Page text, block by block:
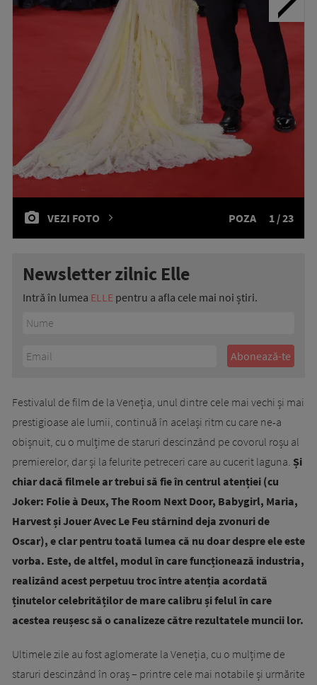
VEZI FOTO POZA 1 / 23
Newsletter zilnic Elle
Intră în lumea ELLE pentru a afla cele mai noi știri.
Festivalul de film de la Veneția, unul dintre cele mai vechi și mai
prestigioase ale lumii, continuă în același ritm cu care ne-a
obișnuit, cu o mulțime de staruri descinzând pe covorul roșu al
premierelor, dar și la felurite petreceri care au cucerit laguna. Și
chiar dacă filmele ar trebui să fie în centrul atenției (cu
Joker: Folie à Deux, The Room Next Door, Babygirl, Maria,
Harvest și Jouer Avec Le Feu stârnind deja zvonuri de
Oscar), e clar pentru toată lumea că nu doar despre ele este
vorba. Este, de altfel, modul în care funcționează industria,
realizând acest perpetuu troc între atenția acordată
ținutelor celebrităților de mare calibru și felul în care
acestea reușesc să o canalizeze către rezultatele muncii lor.
Ultimele zile au fost aglomerate la Veneția, cu o mulțime de
staruri descinzând în oraș – printre cele mai notabile și urmărite